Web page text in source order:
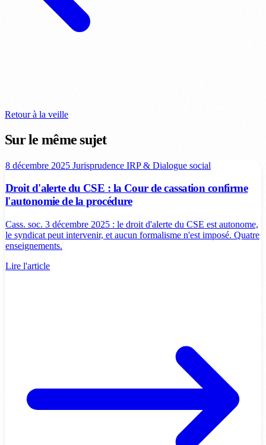
Retour à la veille
Sur le même sujet
8 décembre 2025 Jurisprudence IRP & Dialogue social
Droit d'alerte du CSE : la Cour de cassation confirme
l'autonomie de la procédure
Cass. soc. 3 décembre 2025 : le droit d'alerte du CSE est autonome,
le syndicat peut intervenir, et aucun formalisme n'est imposé. Quatre
enseignements.
Lire l'article